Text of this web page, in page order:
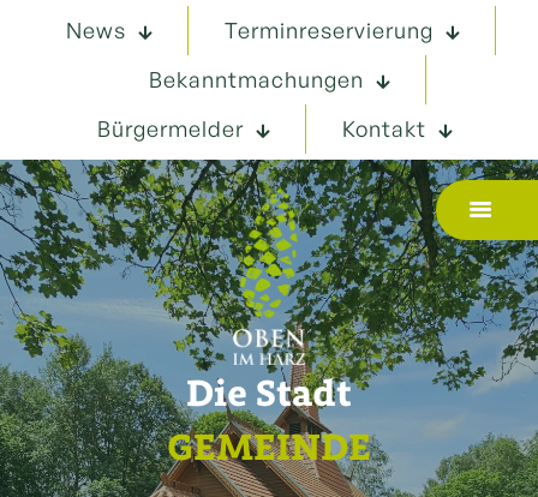
News
Terminreservierung
Bekanntmachungen
Bürgermelder
Kontakt
Die Stadt
GEMEINDE